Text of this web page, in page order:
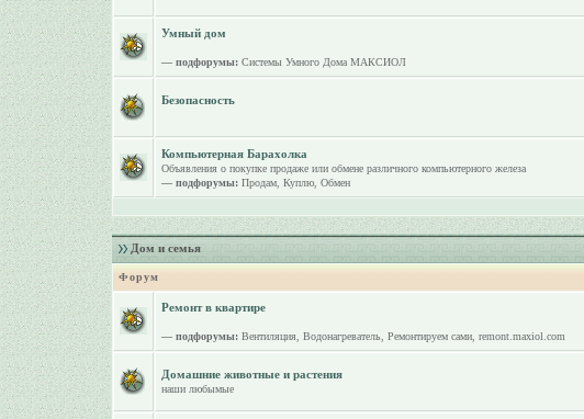
Умный дом
— подфорумы: Системы Умного Дома МАКСИОЛ
Безопасность
Компьютерная Барахолка
Объявления о покупке продаже или обмене различного компьютерного железа
— подфорумы: Продам, Куплю, Обмен
Дом и семья
Форум
Ремонт в квартире
— подфорумы: Вентиляция, Водонагреватель, Ремонтируем сами, remont.maxiol.com
Домашние животные и растения
наши любымые